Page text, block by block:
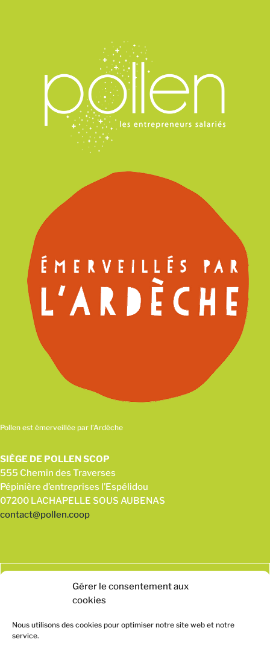
Gérer le consentement aux
cookies
Nous utilisons des cookies pour optimiser notre site web et notre
service.
Pollen est émerveillée par l’Ardéche
SIÈGE DE POLLEN SCOP
555 Chemin des Traverses
Pépinière d’entreprises l’Espélidou
07200 LACHAPELLE SOUS AUBENAS
contact@pollen.coop